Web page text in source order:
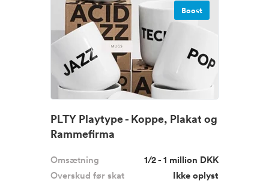
Boost
PLTY Playtype - Koppe, Plakat og
Rammefirma
Omsætning
1/2 - 1 million DKK
Overskud før skat
Ikke oplyst